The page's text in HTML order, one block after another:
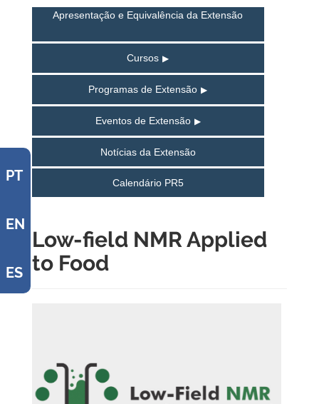
PT
EN
ES
Apresentação e Equivalência da Extensão
Cursos
Programas de Extensão
Eventos de Extensão
Notícias da Extensão
Calendário PR5
Low-field NMR Applied
to Food